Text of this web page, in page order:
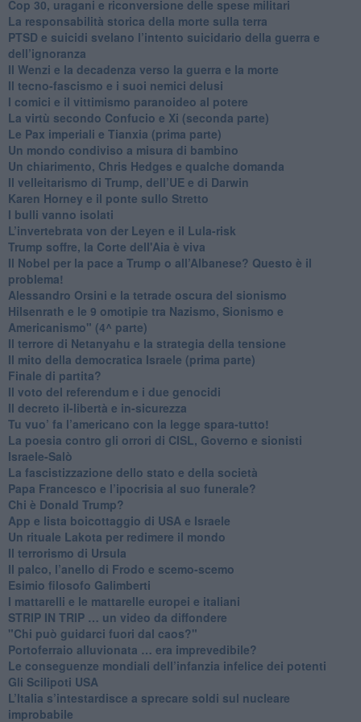
​Cop 30, uragani e riconversione delle spese militari
La responsabilità storica della morte sulla terra
PTSD e suicidi svelano l’intento suicidario della guerra e
dell’ignoranza
Il Wenzi e la decadenza verso la guerra e la morte
​Il tecno-fascismo e i suoi nemici delusi
​I comici e il vittimismo paranoideo al potere
​La virtù secondo Confucio e Xi (seconda parte)
Le Pax imperiali e Tianxia (prima parte)
Un mondo condiviso a misura di bambino
​Un chiarimento, Chris Hedges e qualche domanda
Il velleitarismo di Trump, dell’UE e di Darwin
​Karen Horney e il ponte sullo Stretto
​I bulli vanno isolati
L’invertebrata von der Leyen e il Lula-risk
Trump soffre, la Corte dell'Aia è viva
​Il Nobel per la pace a Trump o all’Albanese? Questo è il
problema!
​Alessandro Orsini e la tetrade oscura del sionismo
​Hilsenrath e le 9 omotipie tra Nazismo, Sionismo e
Americanismo" (4^ parte)
​Il terrore di Netanyahu e la strategia della tensione
Il mito della democratica Israele (prima parte)
​Finale di partita?
​Il voto del referendum e i due genocidi
Il decreto il-libertà e in-sicurezza
Tu vuo’ fa l’americano con la legge spara-tutto!
La poesia contro gli orrori di CISL, Governo e sionisti
Israele-Salò
​La fascistizzazione dello stato e della società
Papa Francesco e l’ipocrisia al suo funerale?
​Chi è Donald Trump?
App e lista boicottaggio di USA e Israele
​Un rituale Lakota per redimere il mondo
Il terrorismo di Ursula
​Il palco, l’anello di Frodo e scemo-scemo
Esimio filosofo Galimberti
​I mattarelli e le mattarelle europei e italiani
​STRIP IN TRIP … un video da diffondere
"Chi può guidarci fuori dal caos?"
​Portoferraio alluvionata … era imprevedibile?
Le conseguenze mondiali dell’infanzia infelice dei potenti
​Gli Scilipoti USA
L’Italia s’intestardisce a sprecare soldi sul nucleare
improbabile